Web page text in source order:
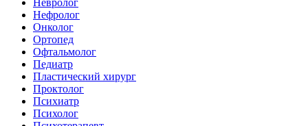
Невролог
Нефролог
Онколог
Ортопед
Офтальмолог
Педиатр
Пластический хирург
Проктолог
Психиатр
Психолог